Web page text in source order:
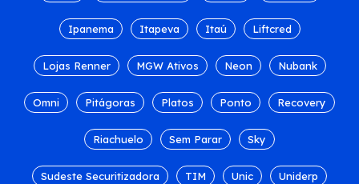
Ipanema Itapeva Itaú Liftcred
Lojas Renner MGW Ativos Neon Nubank
Omni Pitágoras Platos Ponto Recovery
Riachuelo Sem Parar Sky
Sudeste Securitizadora TIM Unic Uniderp